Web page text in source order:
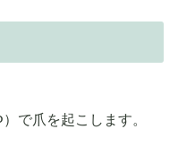
で爪を起こします。